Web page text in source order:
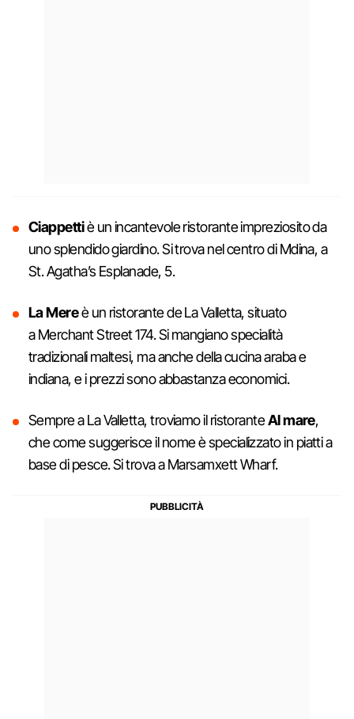
Ciappettiè un incantevole ristorante impreziosito da
uno splendido giardino. Si trova nel centro di Mdina, a
St. Agatha’s Esplanade, 5.
La Mereè un ristorante de La Valletta, situato
a Merchant Street 174. Si mangiano specialità
tradizionali maltesi, ma anche della cucina araba e
indiana, e i prezzi sono abbastanza economici.
Sempre a La Valletta, troviamo il ristoranteAl mare,
che come suggerisce il nome è specializzato in piatti a
base di pesce. Si trova a Marsamxett Wharf.